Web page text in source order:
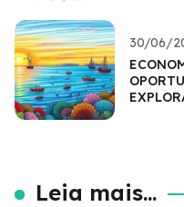
30/06/
Leia mais...